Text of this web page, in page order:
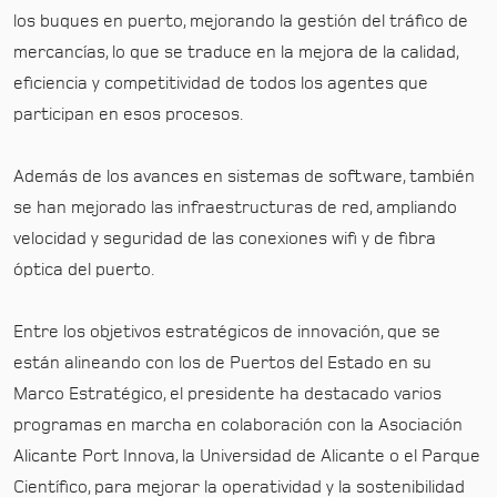
los buques en puerto, mejorando la gestión del tráfico de
mercancías, lo que se traduce en la mejora de la calidad,
eficiencia y competitividad de todos los agentes que
participan en esos procesos.
Además de los avances en sistemas de software, también
se han mejorado las infraestructuras de red, ampliando
velocidad y seguridad de las conexiones wifi y de fibra
óptica del puerto.
Entre los objetivos estratégicos de innovación, que se
están alineando con los de Puertos del Estado en su
Marco Estratégico, el presidente ha destacado varios
programas en marcha en colaboración con la Asociación
Alicante Port Innova, la Universidad de Alicante o el Parque
Científico, para mejorar la operatividad y la sostenibilidad